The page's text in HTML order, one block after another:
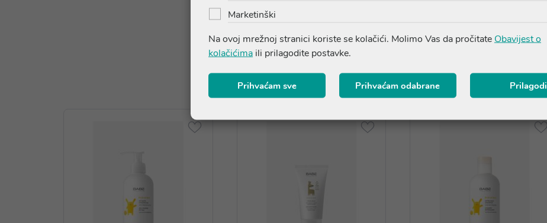
Proizvodi iz iste linije
Marketinški
Na ovoj mrežnoj stranici koriste se kolačići. Molimo Vas da pročitateObavijest o
kolačićima ili prilagodite postavke.
Prihvaćam sve Prihvaćam odabrane Prilagodi